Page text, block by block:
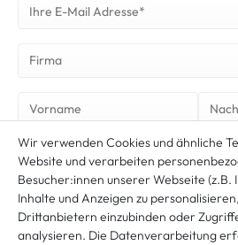
NEWSLETTER
Sie erklären sich damit ein­ver­standen, dass Ihre
und Wider­rufshin­weise finden Sie in
Wir verwenden Cookies und ähnliche
Website und verarbeiten
Besucher:innen unserer Webseite (z.B.
Inhalte und Anzeigen zu
Drittanbietern einzubinden oder
analysieren. Die Datenverarbeitung